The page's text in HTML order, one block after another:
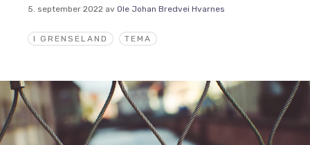
I GRENSELAND TEMA
5. september 2022 av Ole Johan Bredvei Hvarnes